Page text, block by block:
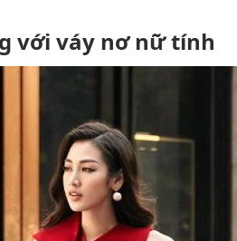
với váy nơ nữ tính